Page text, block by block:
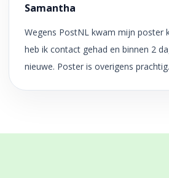
Samantha
Wegens PostNL kwam mijn poster
heb ik contact gehad en binnen 2
nieuwe. Poster is overigens prachtig.